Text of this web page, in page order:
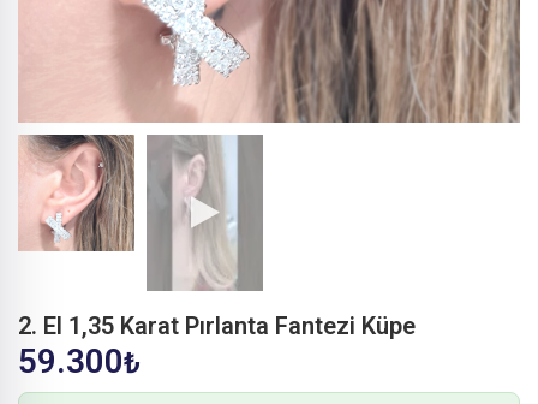
2. El 1,35 Karat Pırlanta Fantezi Küpe
59.300₺